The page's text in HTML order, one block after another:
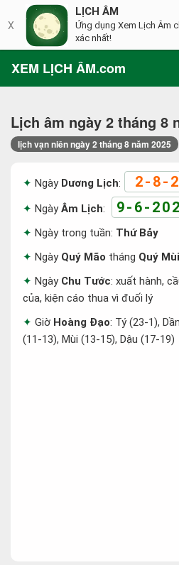
XEM LỊCH ÂM.com
Lịch âm ngày 2 tháng 8
lịch vạn niên ngày 2 tháng 8 năm 2025
Ngày Dương Lịch: 2-8-
NgàyÂm Lịch: 9-6-
Ngày trong tuần: Thứ Bảy
Ngày Quý Mão tháng Quý
Ngày Chu Tước: xuất hành,
của, kiện cáo thua vì đuối lý
Giờ Hoàng Đạo: Tý (23-1),
(11-13), Mùi (13-15), Dậu (17-19)
X
LỊCH ÂM
Ứng dụng Xem Lịch Âm
xác nhất!